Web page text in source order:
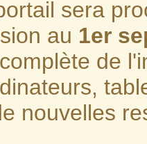
sera
au 1er
de
nouvelles